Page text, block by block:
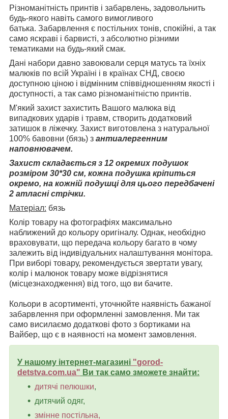
Різноманітність принтів і забарвлень, задовольнить
будь-якого навіть самого вимогливого
батька. Забарвлення є постільних тонів, спокійні, а так
само яскраві і барвисті, з абсолютно різними
тематиками на будь-який смак.
Дані набори давно завоювали серця матусь та їхніх
малюків по всій Україні і в країнах СНД, своєю
доступною ціною і відмінним співвідношенням якості і
доступності, а так само різноманітністю принтів.
М'який захист захистить Вашого малюка від
випадкових ударів і травм, створить додатковий
затишок в ліжечку. Захист виготовлена з натуральної
100% бавовни (бязь) з антиалергенним
наповнювачем.
Захист складається з 12 окремих подушок
розміром 30*30 см, кожна подушка кріпиться
окремо, на кожній подушці для цього передбачені
2 атласні стрічки.
Матеріал: бязь
Колір товару на фотографіях максимально
наближений до кольору оригіналу. Однак, необхідно
враховувати, що передача кольору багато в чому
залежить від індивідуальних налаштування монітора.
При виборі товару, рекомендується звертати увагу,
колір і малюнок товару може відрізнятися
(місцезнаходження) від того, що ви бачите.
Кольори в асортименті, уточнюйте наявність бажаної
забарвлення при оформленні замовлення. Ми так
само висилаємо додаткові фото з бортиками на
Вайбер, що є в наявності на момент замовлення.
У нашому інтернет-магазині "gorod-
detstva.com.ua" Ви так само зможете знайти:
дитячі пелюшки,
дитячий одяг,
змінне постільна,